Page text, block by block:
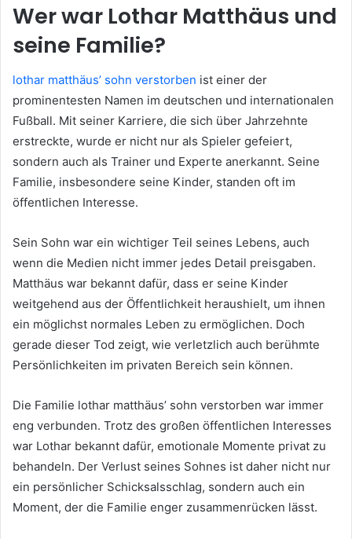
Wer war Lothar Matthäus und
seine Familie?
lothar matthäus’ sohn verstorben ist einer der
prominentesten Namen im deutschen und internationalen
Fußball. Mit seiner Karriere, die sich über Jahrzehnte
erstreckte, wurde er nicht nur als Spieler gefeiert,
sondern auch als Trainer und Experte anerkannt. Seine
Familie, insbesondere seine Kinder, standen oft im
öffentlichen Interesse.
Sein Sohn war ein wichtiger Teil seines Lebens, auch
wenn die Medien nicht immer jedes Detail preisgaben.
Matthäus war bekannt dafür, dass er seine Kinder
weitgehend aus der Öffentlichkeit heraushielt, um ihnen
ein möglichst normales Leben zu ermöglichen. Doch
gerade dieser Tod zeigt, wie verletzlich auch berühmte
Persönlichkeiten im privaten Bereich sein können.
Die Familie lothar matthäus’ sohn verstorben war immer
eng verbunden. Trotz des großen öffentlichen Interesses
war Lothar bekannt dafür, emotionale Momente privat zu
behandeln. Der Verlust seines Sohnes ist daher nicht nur
ein persönlicher Schicksalsschlag, sondern auch ein
Moment, der die Familie enger zusammenrücken lässt.